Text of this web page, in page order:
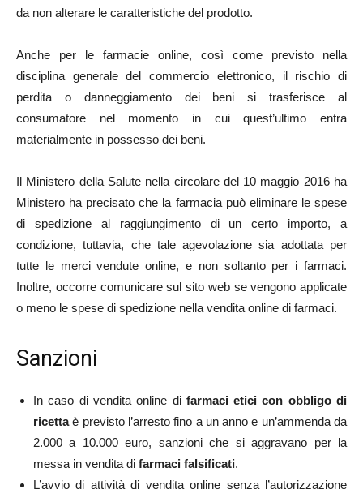
da non alterare le caratteristiche del prodotto.
Anche per le farmacie online, così come previsto nella
disciplina generale del commercio elettronico, il rischio di
perdita o danneggiamento dei beni si trasferisce al
consumatore nel momento in cui quest’ultimo entra
materialmente in possesso dei beni.
Il Ministero della Salute nella circolare del 10 maggio 2016 ha
Ministero ha precisato che la farmacia può eliminare le spese
di spedizione al raggiungimento di un certo importo, a
condizione, tuttavia, che tale agevolazione sia adottata per
tutte le merci vendute online, e non soltanto per i farmaci.
Inoltre, occorre comunicare sul sito web se vengono applicate
o meno le spese di spedizione nella vendita online di farmaci.
Sanzioni
In caso di vendita online di farmaci etici con obbligo di
ricettaè previsto l’arresto fino a un anno e un’ammenda da
2.000 a 10.000 euro, sanzioni che si aggravano per la
messa in vendita di farmaci falsificati.
L’avvio di attività di vendita online senza l’autorizzazione